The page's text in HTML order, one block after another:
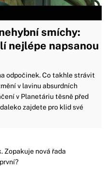
smíchy:
nejlépe napsanou
odpočinek. Co takhle strávit
v lavinu absurdních
v Planetáriu těsně před
zajdete pro klid své
Zopakuje nová řada